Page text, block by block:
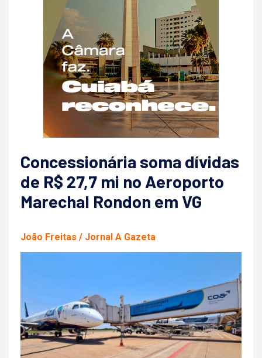
Concessionária soma dívidas
de R$ 27,7 mi no Aeroporto
Marechal Rondon em VG
João Freitas / Jornal A Gazeta